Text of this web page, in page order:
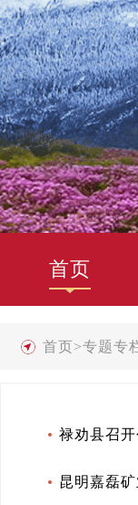
首页
首页>专题专
禄劝县召
昆明嘉磊